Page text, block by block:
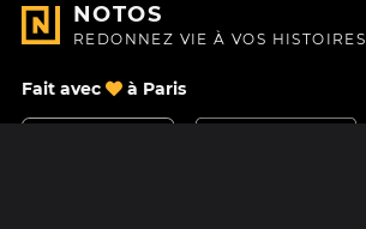
NOTOS
REDONNEZ VIE À VOS HISTOIRES
Fait avec à Paris